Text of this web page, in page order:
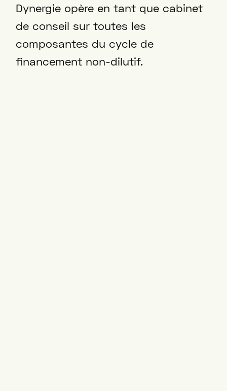
Dynergie opère en tant que cabinet
de conseil sur toutes les
composantes du cycle de
financement non-dilutif.